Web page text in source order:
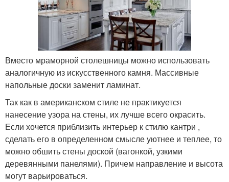
Вместо мраморной столешницы можно использовать
аналогичную из искусственного камня. Массивные
напольные доски заменит ламинат.
Так как в американском стиле не практикуется
нанесение узора на стены, их лучше всего окрасить.
Если хочется приблизить интерьер к стилю кантри ,
сделать его в определенном смысле уютнее и теплее, то
можно обшить стены доской (вагонкой, узкими
деревянными панелями). Причем направление и высота
могут варьироваться.